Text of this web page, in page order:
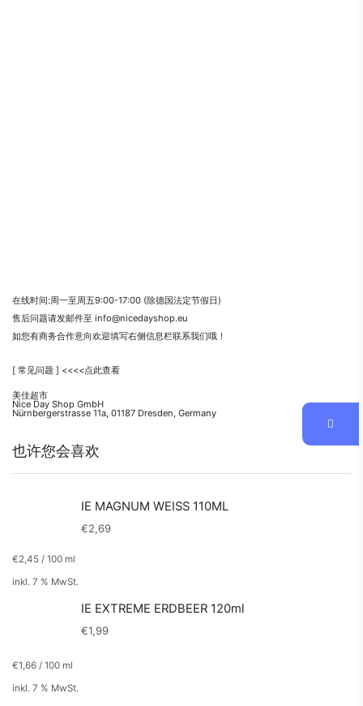
在线时间:周一至周五9:00-17:00 (除德国法定节假日)
售后问题请发邮件至 info@nicedayshop.eu
如您有商务合作意向欢迎填写右侧信息栏联系我们哦！
[ 常见问题 ] <<<<点此查看
美佳超市
Nice Day Shop GmbH
Nürnbergerstrasse 11a, 01187 Dresden, Germany
也许您会喜欢
IE MAGNUM WEISS 110ML
€2,69
€2,45 / 100 ml
inkl. 7 % MwSt.
IE EXTREME ERDBEER 120ml
€1,99
€1,66 / 100 ml
inkl. 7 % MwSt.